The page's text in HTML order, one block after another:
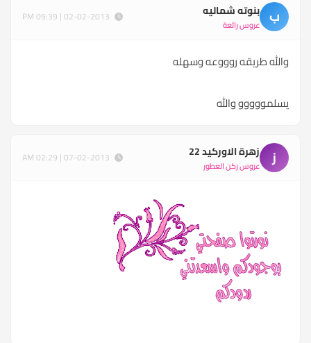
ب بنوته شماليه
عروس رائعة
والله طريقه روووعه وسهله
يسلمووووو والله
ز زهرة الاوركيد 22
عروس ركن العطور